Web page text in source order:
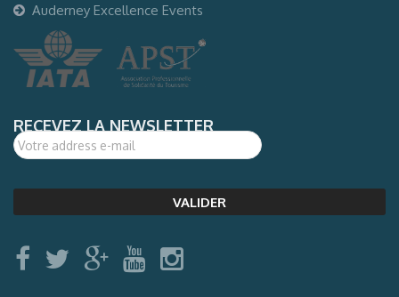
Auderney Excellence Events
RECEVEZ LA NEWSLETTER